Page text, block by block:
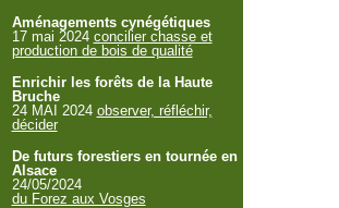
Aménagements cynégétiques
17 mai 2024 concilier chasse et
production de bois de qualité
Enrichir les forêts de la Haute
Bruche
24 MAI 2024 observer, réfléchir,
décider
De futurs forestiers en tournée en
Alsace
24/05/2024
du Forez aux Vosges